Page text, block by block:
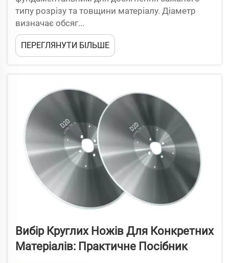
типу розрізу та товщини матеріалу. Діаметр
визначає обсяг...
ПЕРЕГЛЯНУТИ БІЛЬШЕ
Вибір Круглих Ножів Для Конкретних
Матеріалів: Практичне Посібник